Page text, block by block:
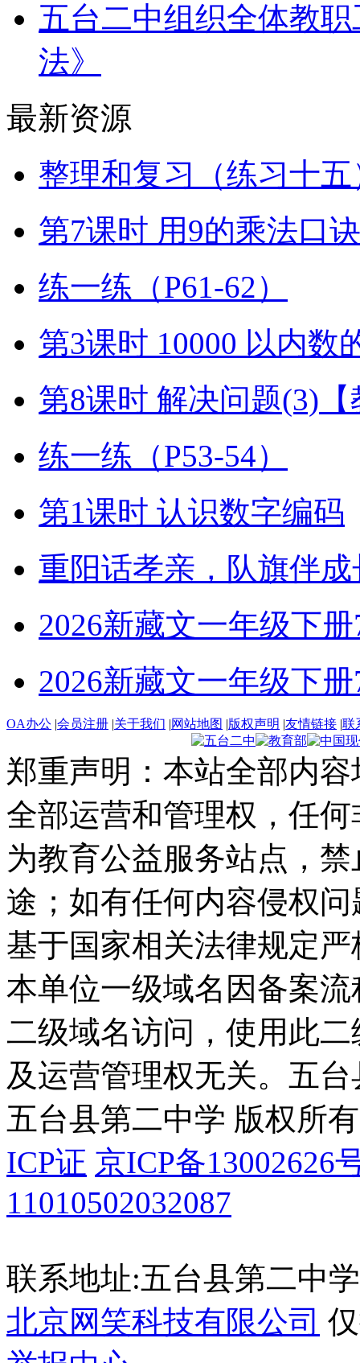
五台二中组织全体教
法》
最新资源
整理和复习（练习十五
第7课时 用9的乘法口
练一练（P61-62）
第3课时 10000 以内数
第8课时 解决问题(3)
练一练（P53-54）
第1课时 认识数字编码
重阳话孝亲，队旗伴成
2026新藏文一年级下册
2026新藏文一年级下册
OA办公 |会员注册 |关于我们 |网站地图 |版权声明 |友情链接 |联
郑重声明：本站全部内
全部运营和管理权，任
为教育公益服务站点，
途；如有任何内容侵权
基于国家相关法律规定
本单位一级域名因备案
二级域名访问，使用此
及运营管理权无关。 五
五台县第二中学 版权所有
ICP证 京ICP备13002626
11010502032087
联系地址:五台县第二中
北京网笑科技有限公司